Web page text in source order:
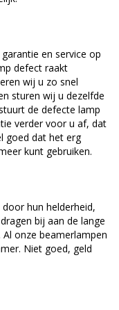
en service op
defect raakt
wij u zo snel
sturen wij u dezelfde
de defecte lamp
verder voor u af, dat
goed dat het erg
kunt gebruiken.
hun helderheid,
bij aan de lange
Al onze beamerlampen
Niet goed, geld